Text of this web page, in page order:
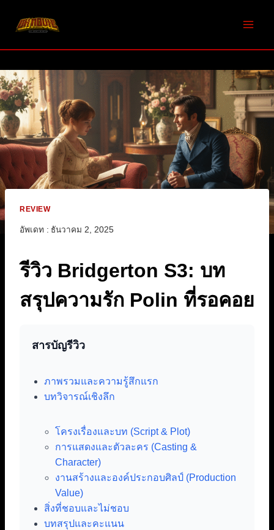
REVIEW
อัพเดท : ธันวาคม 2, 2025
รีวิว Bridgerton S3: บท
สรุปความรัก Polin ที่รอคอย
สารบัญรีวิว
ภาพรวมและความรู้สึกแรก
บทวิจารณ์เชิงลึก
โครงเรื่องและบท (Script & Plot)
การแสดงและตัวละคร (Casting &
Character)
งานสร้างและองค์ประกอบศิลป์ (Production
Value)
สิ่งที่ชอบและไม่ชอบ
บทสรุปและคะแนน